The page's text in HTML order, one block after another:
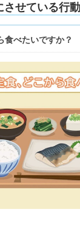
せている行動
食べたいですか？